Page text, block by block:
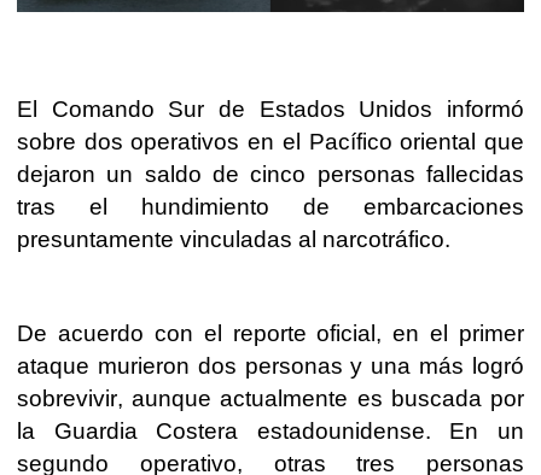
El Comando Sur de Estados Unidos informó
sobre dos operativos en el Pacífico oriental que
dejaron un saldo de cinco personas fallecidas
tras el hundimiento de embarcaciones
presuntamente vinculadas al narcotráfico.
De acuerdo con el reporte oficial, en el primer
ataque murieron dos personas y una más logró
sobrevivir, aunque actualmente es buscada por
la Guardia Costera estadounidense. En un
segundo operativo, otras tres personas